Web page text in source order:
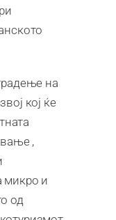
на
кој ќе
,
микро и
од